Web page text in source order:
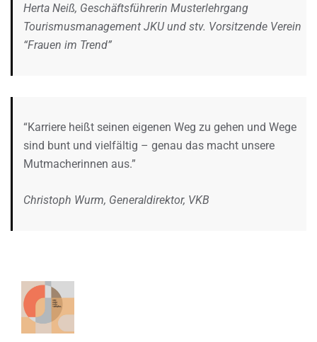
Herta Neiß, Geschäftsführerin Musterlehrgang
Tourismusmanagement JKU und stv. Vorsitzende Verein
“Frauen im Trend”
“Karriere heißt seinen eigenen Weg zu gehen und Wege
sind bunt und vielfältig – genau das macht unsere
Mutmacherinnen aus.”
Christoph Wurm, Generaldirektor, VKB